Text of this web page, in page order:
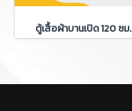
ตู้เสื้อผ้าบานเปิด 120 ซม.